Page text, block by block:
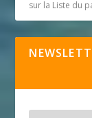
sur la Liste du